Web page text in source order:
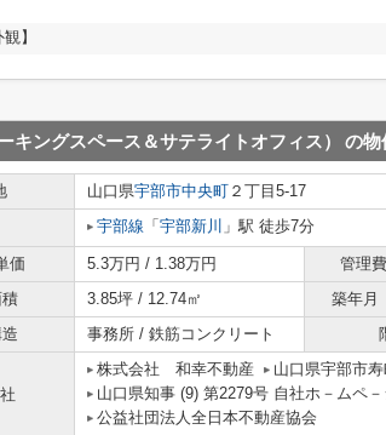
観】
キングスペース＆サテライトオフィス） の物
山口県宇部市中央町 ２丁目5-17
宇部線 「 宇部新川 」駅 徒歩7分
価 5.3万円 / 1.38万円 管理
3.85坪 / 12.74㎡ 築年月
事務所 / 鉄筋コンクリート
株式会社 和幸不動産 山口県宇部市
山口県知事 (9) 第2279号 自社ホ－ム
公益社団法人全日本不動産協会